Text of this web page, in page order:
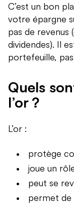
C’est un bon
votre épargne
pas de revenus
dividendes). Il
portefeuille,
Quels
l’or ?
L’or :
protège
joue un
peut se
permet de